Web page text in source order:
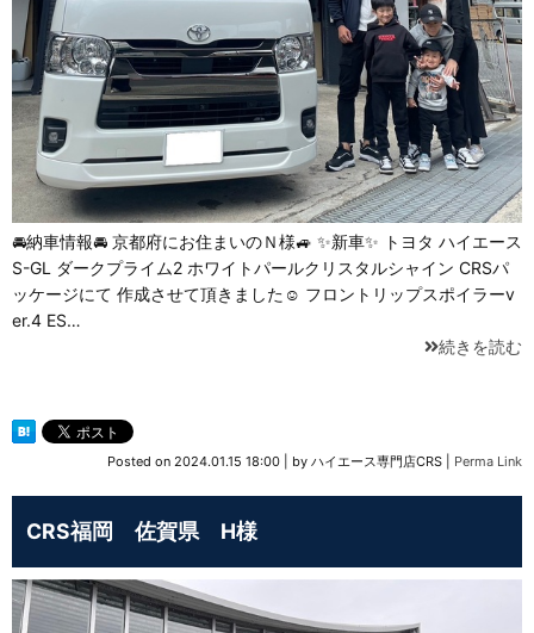
🚘納車情報🚘 京都府にお住まいのＮ様🚙 ✨新車✨ トヨタ ハイエース
S-GL ダークプライム2 ホワイトパールクリスタルシャイン CRSパ
ッケージにて 作成させて頂きました☺️ フロントリップスポイラーv
er.4 ES…
続きを読む
Posted on 2024.01.15 18:00 by ハイエース専門店CRS Perma Link
CRS福岡 佐賀県 H様